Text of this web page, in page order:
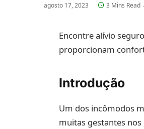
agosto 17, 2023 3 Mins Read
Encontre alívio
proporcionam
Introdução
Um dos incômodos
muitas gestantes